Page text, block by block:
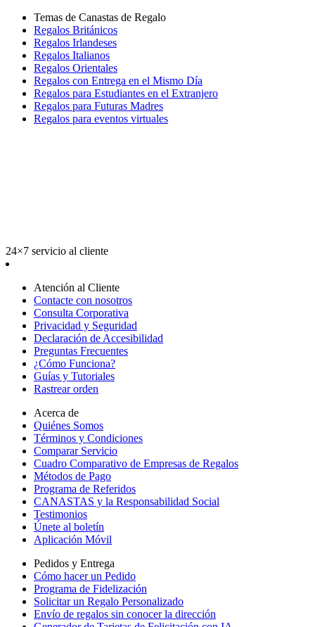
Temas de Canastas de Regalo
Regalos Británicos
Regalos Irlandeses
Regalos Italianos
Regalos Orientales
Regalos con Entrega en el Mismo Día
Regalos para Estudiantes en el Extranjero
Regalos para Futuras Madres
Regalos para eventos virtuales
24×7 servicio al cliente
Atención al Cliente
Contacte con nosotros
Consulta Corporativa
Privacidad y Seguridad
Declaración de Accesibilidad
Preguntas Frecuentes
¿Cómo Funciona?
Guías y Tutoriales
Rastrear orden
Acerca de
Quiénes Somos
Términos y Condiciones
Comparar Servicio
Cuadro Comparativo de Empresas de Regalos
Métodos de Pago
Programa de Referidos
CANASTAS y la Responsabilidad Social
Testimonios
Únete al boletín
Aplicación Móvil
Pedidos y Entrega
Cómo hacer un Pedido
Programa de Fidelización
Solicitar un Regalo Personalizado
Envío de regalos sin conocer la dirección